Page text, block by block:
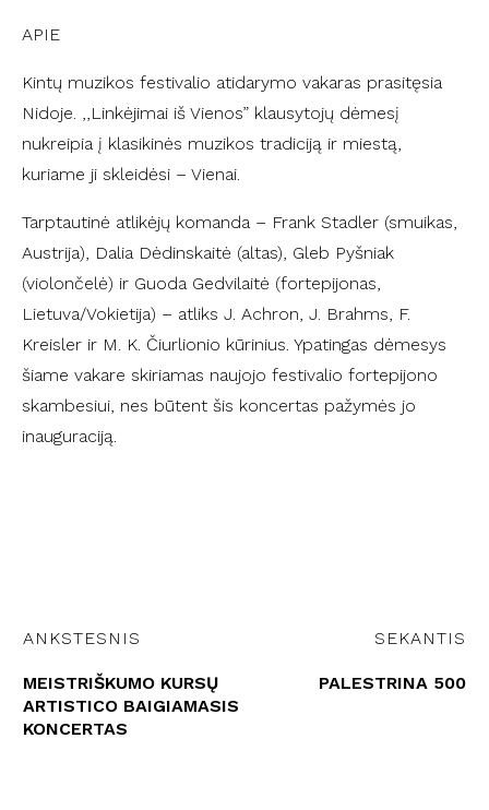
APIE
Kintų muzikos festivalio atidarymo vakaras prasitęsia
Nidoje. ,,Linkėjimai iš Vienos” klausytojų dėmesį
nukreipia į klasikinės muzikos tradiciją ir miestą,
kuriame ji skleidėsi – Vienai.
Tarptautinė atlikėjų komanda – Frank Stadler (smuikas,
Austrija), Dalia Dėdinskaitė (altas), Gleb Pyšniak
(violončelė) ir Guoda Gedvilaitė (fortepijonas,
Lietuva/Vokietija) – atliks J. Achron, J. Brahms, F.
Kreisler ir M. K. Čiurlionio kūrinius. Ypatingas dėmesys
šiame vakare skiriamas naujojo festivalio fortepijono
skambesiui, nes būtent šis koncertas pažymės jo
inauguraciją.
ANKSTESNIS
MEISTRIŠKUMO KURSŲ
ARTISTICO BAIGIAMASIS
KONCERTAS
SEKANTIS
PALESTRINA 500